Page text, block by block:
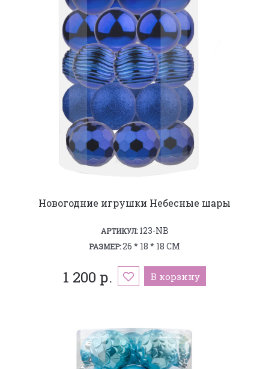
Новогодние игрушки Небесные шары
АРТИКУЛ:123-NB
РАЗМЕР:26 * 18 * 18 СМ
1 200 р. В корзину